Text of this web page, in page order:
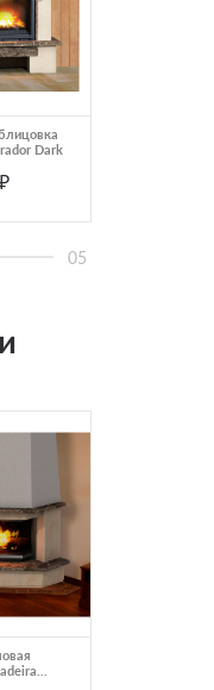
Dark
05